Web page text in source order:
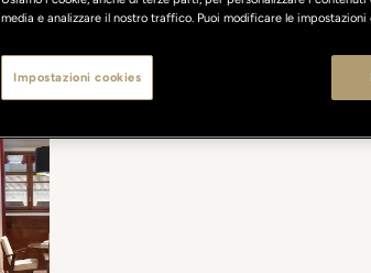
media e analizzare il nostro traffico. Puoi modificare le impostazioni
Impostazioni cookies